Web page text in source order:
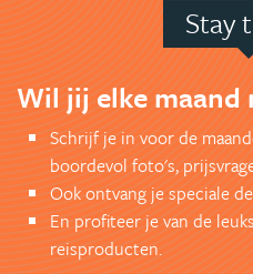
Stay
Wil jij elke maand
Schrijf je in voor de
boordevol foto's,
Ook ontvang je speciale
En profiteer je van de
reisproducten.